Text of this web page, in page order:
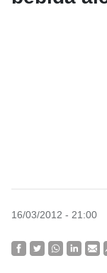
16/03/2012 - 21:00